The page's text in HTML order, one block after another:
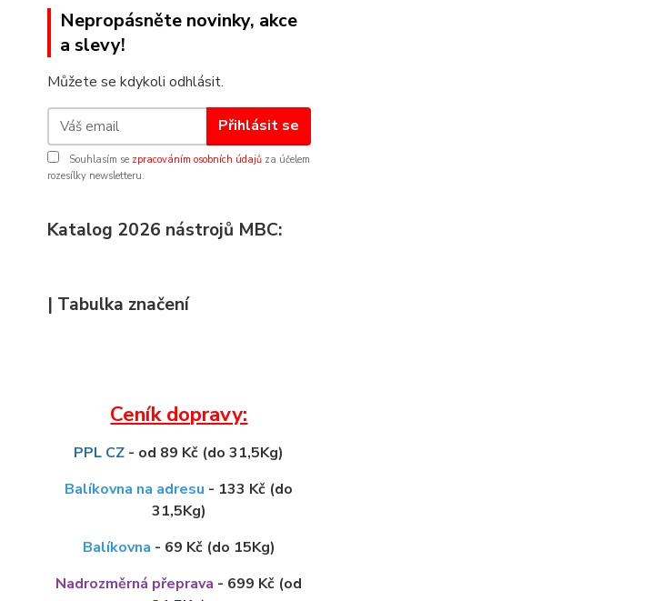
Nepropásněte novinky, akce
a slevy!
Můžete se kdykoli odhlásit.
Přihlásit se
Souhlasím se zpracováním osobních údajů za účelem
rozesílky newsletteru.
Katalog 2026 nástrojů MBC:
| Tabulka značení
Ceník dopravy:
PPL CZ - od 89 Kč (do 31,5Kg)
Balíkovna na adresu - 133 Kč (do
31,5Kg)
Balíkovna - 69 Kč (do 15Kg)
Nadrozměrná přeprava - 699 Kč (od